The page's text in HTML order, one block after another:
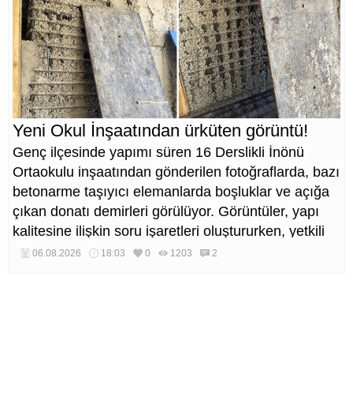
Yeni Okul İnşaatından ürküten görüntü!
Genç ilçesinde yapımı süren 16 Derslikli İnönü
Ortaokulu inşaatından gönderilen fotoğraflarda, bazı
betonarme taşıyıcı elemanlarda boşluklar ve açığa
çıkan donatı demirleri görülüyor. Görüntüler, yapı
kalitesine ilişkin soru işaretleri oluştururken, yetkili
kurumların teknik inceleme yapması çağrısı yapıldı.
06.08.2026 18:03 0 1203 2